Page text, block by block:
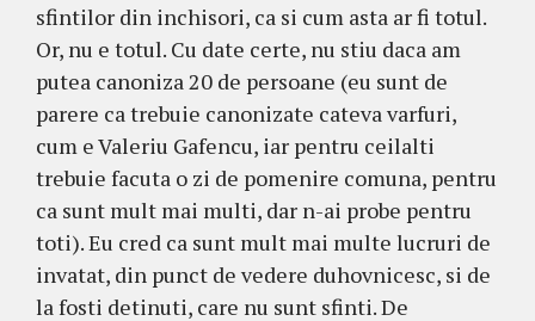
sfintilor din inchisori, ca si cum asta ar fi totul.
Or, nu e totul. Cu date certe, nu stiu daca am
putea canoniza 20 de persoane (eu sunt de
parere ca trebuie canonizate cateva varfuri,
cum e Valeriu Gafencu, iar pentru ceilalti
trebuie facuta o zi de pomenire comuna, pentru
ca sunt mult mai multi, dar n-ai probe pentru
toti). Eu cred ca sunt mult mai multe lucruri de
invatat, din punct de vedere duhovnicesc, si de
la fosti detinuti, care nu sunt sfinti. De